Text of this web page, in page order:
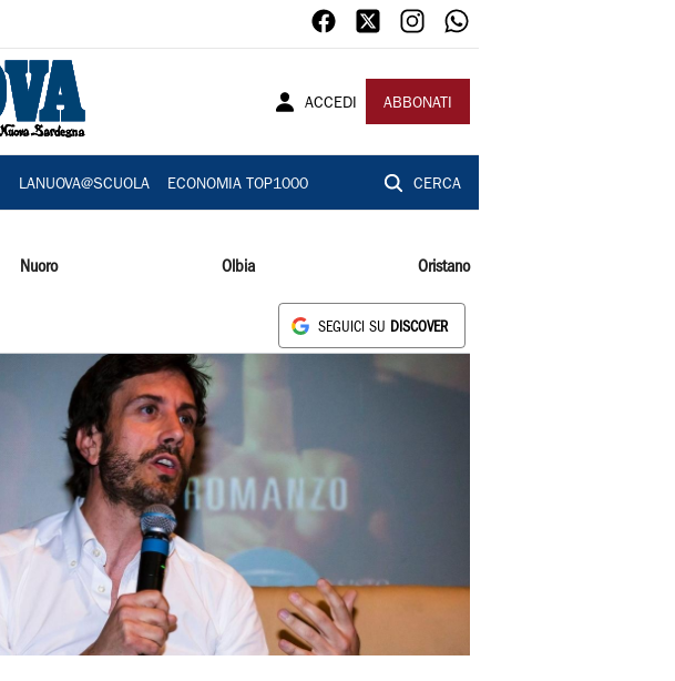
ACCEDI ABBONATI
LANUOVA@SCUOLA ECONOMIA TOP1000 CERCA
Nuoro Olbia Oristano
SEGUICI SU DISCOVER